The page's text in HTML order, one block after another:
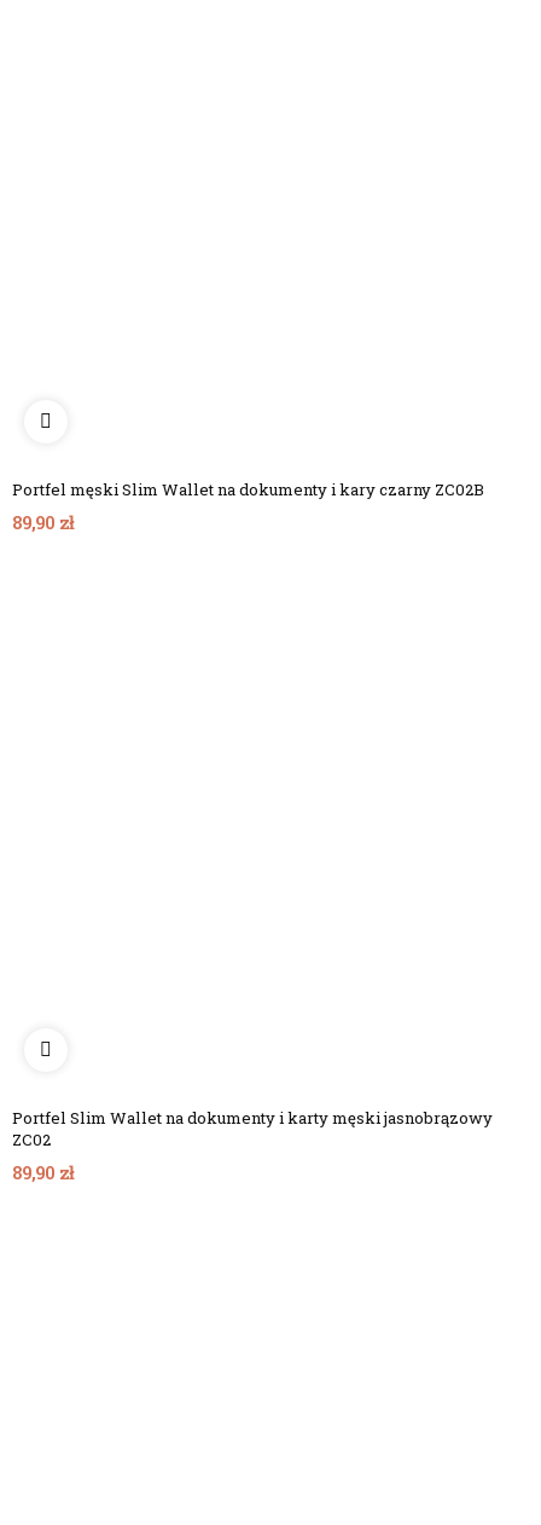
Portfel męski Slim Wallet na dokumenty i kary czarny ZC02B
89,90 zł
Portfel Slim Wallet na dokumenty i karty męski jasnobrązowy
ZC02
89,90 zł